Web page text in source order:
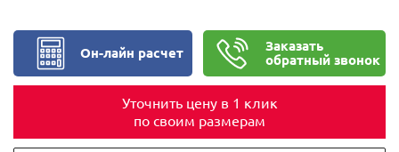
Он-лайн расчет
Заказать
обратный звонок
Уточнить цену в 1 клик
по своим размерам